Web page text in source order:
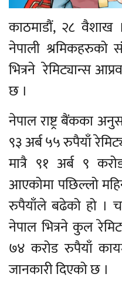
काठमाडौं, २८ वैशाख
नेपाली श्रमिकहरुको
भित्रने रेमिट्यान्स
छ ।
नेपाल राष्ट्र बैंकका
९३ अर्ब ५५ रुपैयाँ
मात्रै ९१ अर्ब ९
आएकोमा पछिल्लो
रुपैयाँले बढेको हो ।
नेपाल भित्रने कुल
७४ करोड रुपैयाँ
जानकारी दिएको छ ।